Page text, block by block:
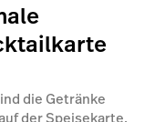
die Getränke
der Speisekarte.